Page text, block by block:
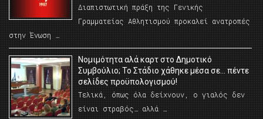
Διαπιστωτική πράξη της Γενικής
Γραμματείας Αθλητισμού προκαλεί ανατροπές
στην Ένωση …
Νομιμότητα αλά καρτ στο Δημοτικό
Συμβούλιο; Το Στάδιο χάθηκε μέσα σε… πέντε
σελίδες προϋπολογισμού!
Τελικά, όπως όλα δείχνουν, ο γιαλός δεν
είναι στραβός… αλλά …